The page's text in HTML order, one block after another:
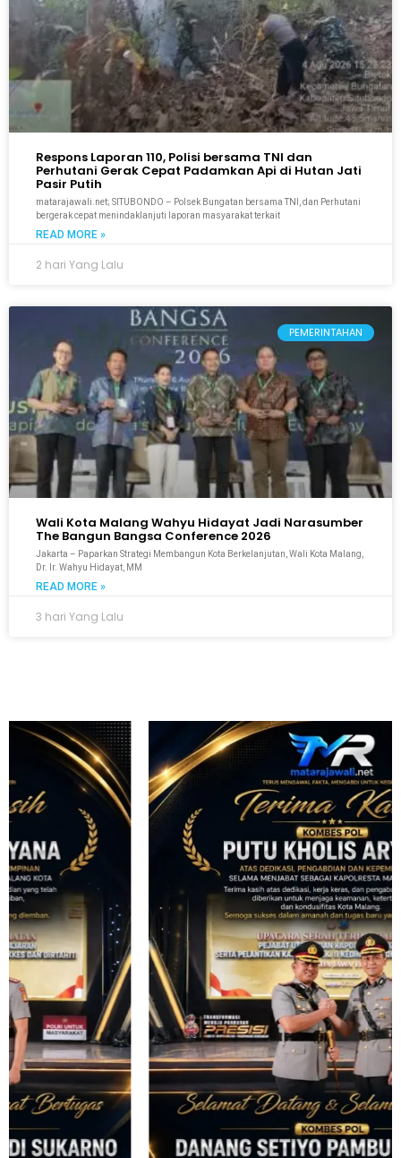
Respons Laporan 110, Polisi bersama TNI dan
Perhutani Gerak Cepat Padamkan Api di Hutan Jati
Pasir Putih
matarajawali.net; SITUBONDO – Polsek Bungatan bersama TNI, dan Perhutani
bergerak cepat menindaklanjuti laporan masyarakat terkait
READ MORE »
2 hari Yang Lalu
PEMERINTAHAN
Wali Kota Malang Wahyu Hidayat Jadi Narasumber
The Bangun Bangsa Conference 2026
Jakarta – Paparkan Strategi Membangun Kota Berkelanjutan, Wali Kota Malang,
Dr. Ir. Wahyu Hidayat, MM
READ MORE »
3 hari Yang Lalu